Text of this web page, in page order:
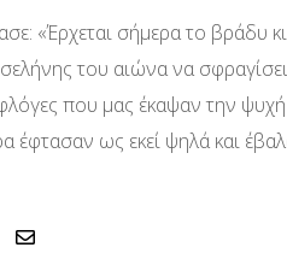
«Έρχεται σήμερα το βράδυ
του αιώνα να
που μας έκαψαν την
έφτασαν ως εκεί ψηλά και
Whatsapp
Share